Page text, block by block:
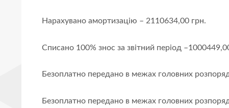
Нарахувано амортизацію – 2110634,00 грн.
Списано 100% знос за звітний період
Безоплатно передано в межах головних
Безоплатно передано в межах головних